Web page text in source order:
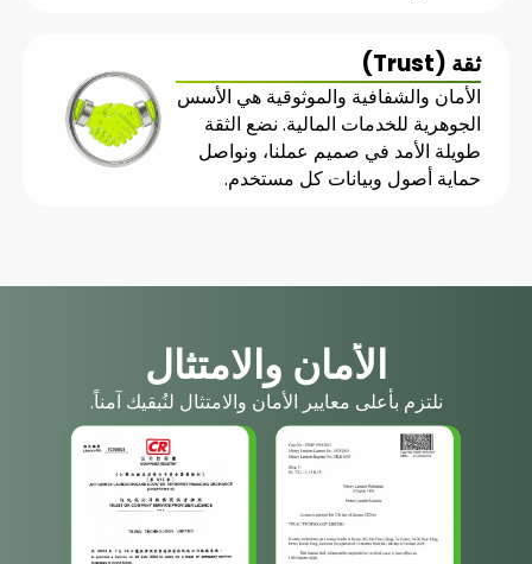
ثقة (Trust)
الأمان والشفافية والموثوقية هي الأسس
الجوهرية للخدمات المالية. نضع الثقة
طويلة الأمد في صميم عملنا، ونواصل
حماية أصول وبيانات كل مستخدم.
الأمان والامتثال
نلتزم بأعلى معايير الأمان والامتثال لنُبقيك آمناً.